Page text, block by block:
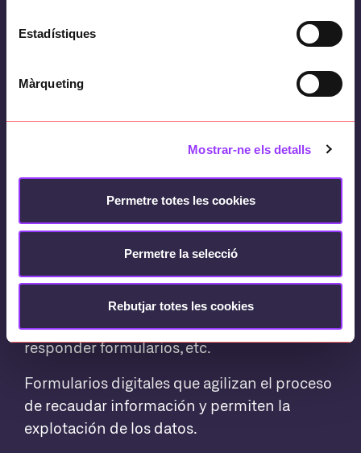
Estadístiques
Màrqueting
Mostrar-ne els detalls
Permetre totes les cookies
Permetre la selecció
Rebutjar totes les cookies
El resultado
La app BrainNet permite programar
recordatorios locales de forma
personalizada por no olvidar citas,
responder formularios, etc.
Formularios digitales que agilizan el proceso
de recaudar información y permiten la
explotación de los datos.